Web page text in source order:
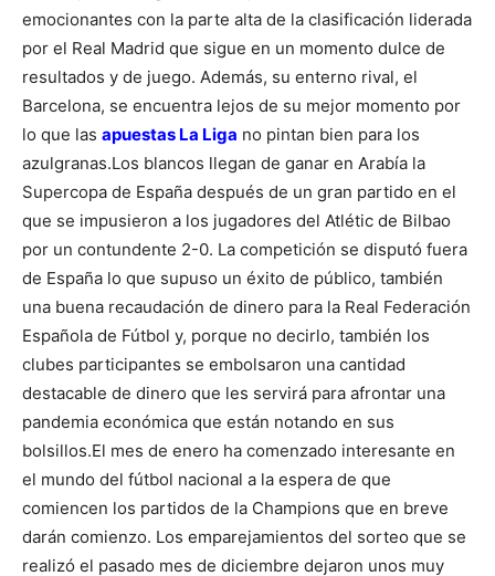
emocionantes con la parte alta de la clasificación liderada
por el Real Madrid que sigue en un momento dulce de
resultados y de juego. Además, su enterno rival, el
Barcelona, se encuentra lejos de su mejor momento por
lo que las apuestas La Liga no pintan bien para los
azulgranas.Los blancos llegan de ganar en Arabía la
Supercopa de España después de un gran partido en el
que se impusieron a los jugadores del Atlétic de Bilbao
por un contundente 2-0. La competición se disputó fuera
de España lo que supuso un éxito de público, también
una buena recaudación de dinero para la Real Federación
Española de Fútbol y, porque no decirlo, también los
clubes participantes se embolsaron una cantidad
destacable de dinero que les servirá para afrontar una
pandemia económica que están notando en sus
bolsillos.El mes de enero ha comenzado interesante en
el mundo del fútbol nacional a la espera de que
comiencen los partidos de la Champions que en breve
darán comienzo. Los emparejamientos del sorteo que se
realizó el pasado mes de diciembre dejaron unos muy